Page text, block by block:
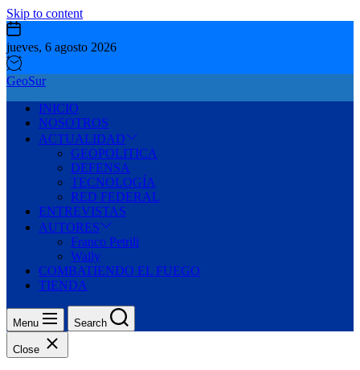
Skip to content
jueves, 6 agosto 2026
GeoSur
INICIO
NOSOTROS
ACTUALIDAD
GEOPOLITICA
DEFENSA
TECNOLOGÍA
RED FEDERAL
ENTREVISTAS
AUTORES
Franco Petrili
Wally
COMBATIENDO EL FUEGO
TIENDA
Menu Search
Close